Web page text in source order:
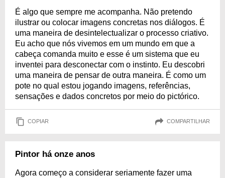
É algo que sempre me acompanha. Não pretendo
ilustrar ou colocar imagens concretas nos diálogos. É
uma maneira de desintelectualizar o processo criativo.
Eu acho que nós vivemos em um mundo em que a
cabeça comanda muito e esse é um sistema que eu
inventei para desconectar com o instinto. Eu descobri
uma maneira de pensar de outra maneira. É como um
pote no qual estou jogando imagens, referências,
sensações e dados concretos por meio do pictórico.
COPIAR COMPARTILHAR
Pintor há onze anos
Agora começo a considerar seriamente fazer uma